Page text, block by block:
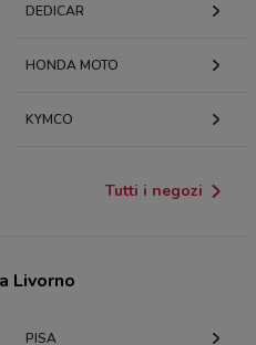
DEDICAR
HONDA MOTO
KYMCO
Tutti i negozi
Livorno
PISA